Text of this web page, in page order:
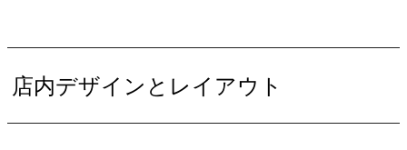
店内デザインとレイアウト